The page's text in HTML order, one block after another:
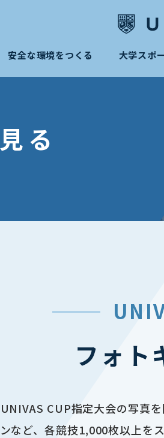
安全な環境をつくる 大学スポ
る
フォト
CUP指定大会の写真
など、各競技1,000枚以上を